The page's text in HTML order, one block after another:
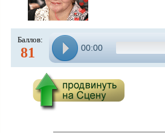
Баллов:
81 00:00